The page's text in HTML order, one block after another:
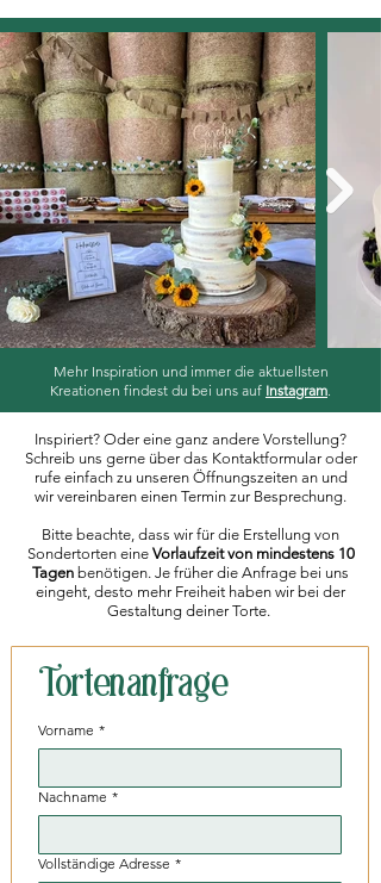
Mehr Inspiration und immer die aktuellsten
Kreationen findest du bei uns auf Instagram.
Inspiriert? Oder eine ganz andere Vorstellung?
Schreib uns gerne über das Kontaktformular oder
rufe einfach zu unseren Öffnungszeiten an und
wir vereinbaren einen Termin zur Besprechung.
Bitte beachte, dass wir für die Erstellung von
Sondertorten eine Vorlaufzeit von mindestens 10
Tagen benötigen. Je früher die Anfrage bei uns
eingeht, desto mehr Freiheit haben wir bei der
Gestaltung deiner Torte.
Tortenanfrage
Vorname *
Nachname *
Vollständige Adresse *